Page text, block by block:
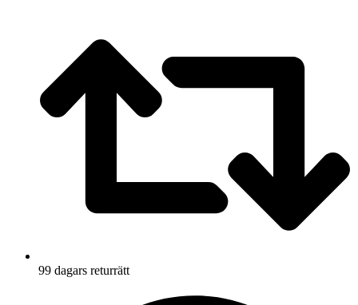
99 dagars returrätt